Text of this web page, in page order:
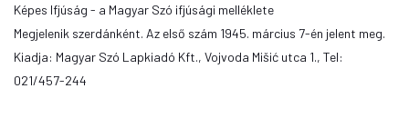
Képes Ifjúság - a Magyar Szó ifjúsági melléklete
Megjelenik szerdánként. Az első szám 1945. március 7-én jelent meg.
Kiadja: Magyar Szó Lapkiadó Kft., Vojvoda Mišić utca 1., Tel:
021/457-244